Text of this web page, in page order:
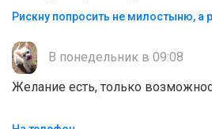
Рискну попросить не милостыню, а
В понедельник в 09:08
Желание есть, только